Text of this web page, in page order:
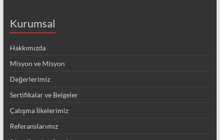
Kurumsal
Hakkımızda
Misyon ve Misyon
Değerlerimiz
Sertifikalar ve Belgeler
Çalışma İlkelerimiz
Referanslarımız